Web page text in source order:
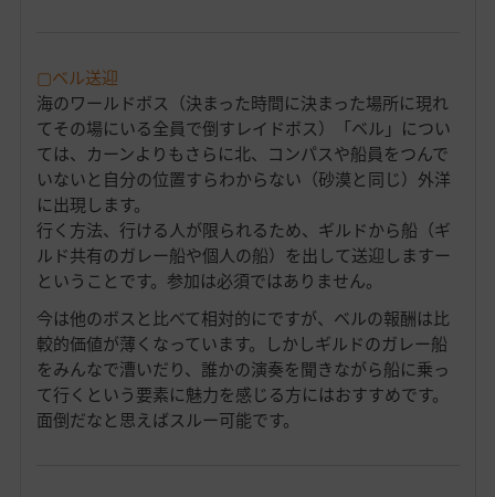
▢ベル送迎
海のワールドボス（決まった時間に決まった場所に現れ
てその場にいる全員で倒すレイドボス）「ベル」につい
ては、カーンよりもさらに北、コンパスや船員をつんで
いないと自分の位置すらわからない（砂漠と同じ）外洋
に出現します。
行く方法、行ける人が限られるため、ギルドから船（ギ
ルド共有のガレー船や個人の船）を出して送迎しますー
ということです。参加は必須ではありません。
今は他のボスと比べて相対的にですが、ベルの報酬は比
較的価値が薄くなっています。しかしギルドのガレー船
をみんなで漕いだり、誰かの演奏を聞きながら船に乗っ
て行くという要素に魅力を感じる方にはおすすめです。
面倒だなと思えばスルー可能です。